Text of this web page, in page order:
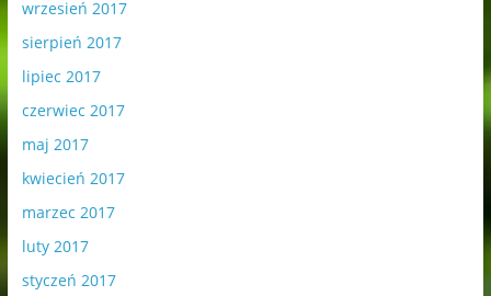
wrzesień 2017
sierpień 2017
lipiec 2017
czerwiec 2017
maj 2017
kwiecień 2017
marzec 2017
luty 2017
styczeń 2017